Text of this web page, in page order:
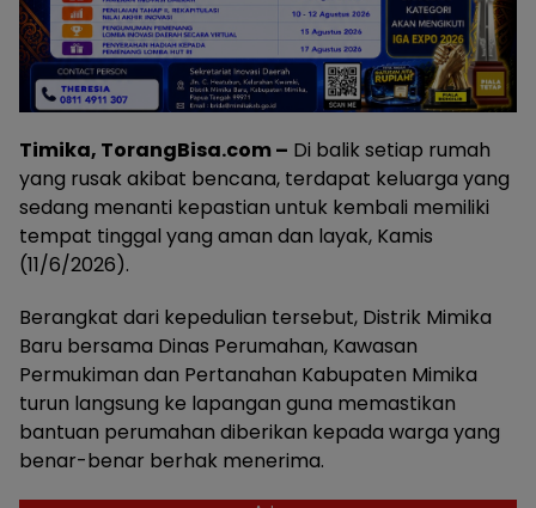
Timika, TorangBisa.com – Di balik setiap rumah
yang rusak akibat bencana, terdapat keluarga yang
sedang menanti kepastian untuk kembali memiliki
tempat tinggal yang aman dan layak, Kamis
(11/6/2026).
Berangkat dari kepedulian tersebut, Distrik Mimika
Baru bersama Dinas Perumahan, Kawasan
Permukiman dan Pertanahan Kabupaten Mimika
turun langsung ke lapangan guna memastikan
bantuan perumahan diberikan kepada warga yang
benar-benar berhak menerima.